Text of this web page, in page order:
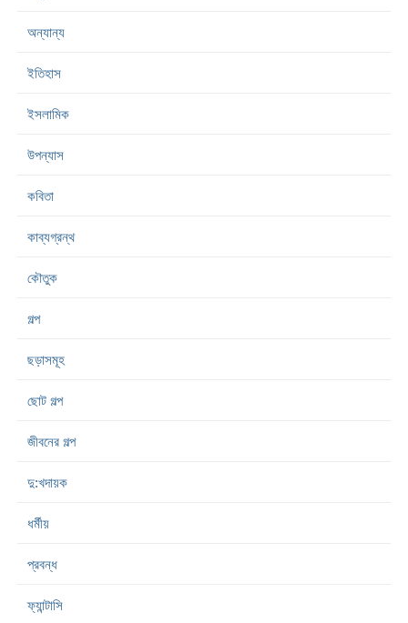
অন্যান্য
ইতিহাস
ইসলামিক
উপন্যাস
কবিতা
কাব্যগ্রন্থ
কৌতুক
গল্প
ছড়াসমূহ
ছোট গল্প
জীবনের গল্প
দু:খদায়ক
ধর্মীয়
প্রবন্ধ
ফ্যান্টাসি